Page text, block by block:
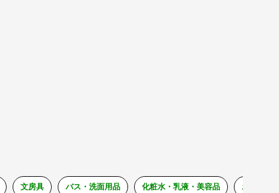
文房具 バス・洗面用品 化粧水・乳液・美容品 おもちゃ